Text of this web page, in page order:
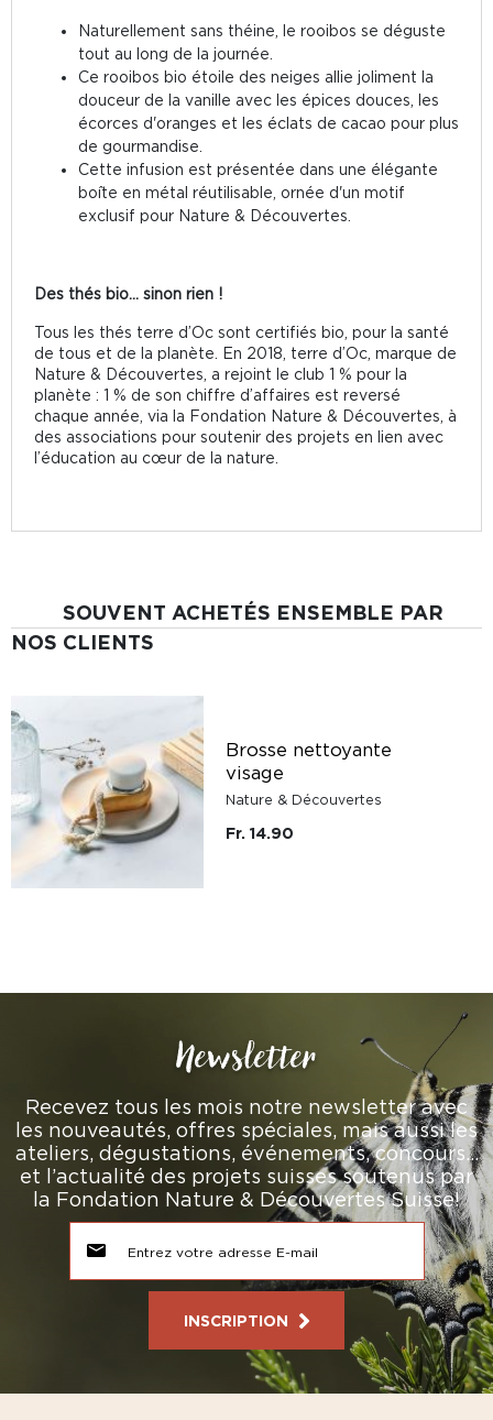
Naturellement sans théine, le rooibos se déguste
tout au long de la journée.
Ce rooibos bio étoile des neiges allie joliment la
douceur de la vanille avec les épices douces, les
écorces d'oranges et les éclats de cacao pour plus
de gourmandise.
Cette infusion est présentée dans une élégante
boîte en métal réutilisable, ornée d'un motif
exclusif pour Nature & Découvertes.
Des thés bio... sinon rien !
Tous les thés terre d’Oc sont certifiés bio, pour la santé
de tous et de la planète. En 2018, terre d’Oc, marque de
Nature & Découvertes, a rejoint le club 1 % pour la
planète : 1 % de son chiffre d’affaires est reversé
chaque année, via la Fondation Nature & Découvertes, à
des associations pour soutenir des projets en lien avec
l’éducation au cœur de la nature.
SOUVENT ACHETÉS ENSEMBLE PAR
NOS CLIENTS
Brosse nettoyante
visage
Nature & Découvertes
Fr. 14.90
Newsletter
Recevez tous les mois notre newsletter avec
les nouveautés, offres spéciales, mais aussi les
ateliers, dégustations, événements, concours…
et l’actualité des projets suisses soutenus par
la Fondation Nature & Découvertes Suisse!
INSCRIPTION